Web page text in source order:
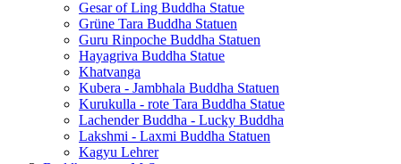
Gesar of Ling Buddha Statue
Grüne Tara Buddha Statuen
Guru Rinpoche Buddha Statuen
Hayagriva Buddha Statue
Khatvanga
Kubera - Jambhala Buddha Statuen
Kurukulla - rote Tara Buddha Statue
Lachender Buddha - Lucky Buddha
Lakshmi - Laxmi Buddha Statuen
Kagyu Lehrer